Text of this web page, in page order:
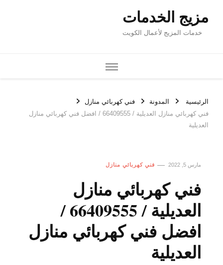
مزيج الخدمات
خدمات المزيج لأعمال الكويت
الرئيسية المدونة
فني كهربائي منازل
فني كهربائي منازل العديلية / 66409555 / افضل فني كهربائي منازل
العديلية
مارس 5, 2022 فني كهربائي منازل
فني كهربائي منازل
العديلية / 66409555 /
افضل فني كهربائي منازل
العديلية